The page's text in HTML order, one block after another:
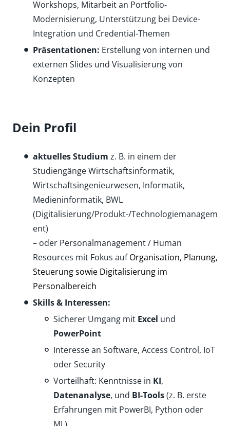
Workshops, Mitarbeit an Portfolio-
Modernisierung, Unterstützung bei Device-
Integration und Credential-Themen
Präsentationen: Erstellung von internen und
externen Slides und Visualisierung von
Konzepten
Dein Profil
aktuelles Studium z. B. in einem der
Studiengänge Wirtschaftsinformatik,
Wirtschaftsingenieurwesen, Informatik,
Medieninformatik, BWL
(Digitalisierung/Produkt-/Technologiemanagem
ent)
– oder Personalmanagement / Human
Resources mit Fokus aufOrganisation, Planung,
Steuerung sowie Digitalisierung im
Personalbereich
Skills & Interessen:
Sicherer Umgang mit Excel und
PowerPoint
Interesse an Software, Access Control, IoT
oder Security
Vorteilhaft: Kenntnisse in KI,
Datenanalyse, und BI-Tools(z. B. erste
Erfahrungen mit PowerBI, Python oder